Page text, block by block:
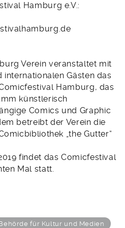
Hamburg e.V.:
Verein veranstaltet mit
Gästen das
Hamburg, das
künstlerisch
Comics und Graphic
betreibt der Verein die
„the Gutter“
findet das Comicfestival
Mal statt.
für Kultur und Medien